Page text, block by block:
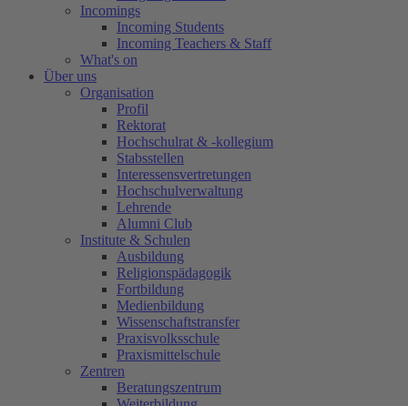
Incomings
Incoming Students
Incoming Teachers & Staff
What's on
Über uns
Organisation
Profil
Rektorat
Hochschulrat & -kollegium
Stabsstellen
Interessensvertretungen
Hochschulverwaltung
Lehrende
Alumni Club
Institute & Schulen
Ausbildung
Religionspädagogik
Fortbildung
Medienbildung
Wissenschaftstransfer
Praxisvolksschule
Praxismittelschule
Zentren
Beratungszentrum